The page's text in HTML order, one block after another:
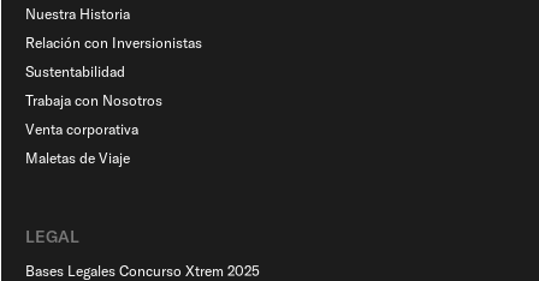
Nuestra Historia
Relación con Inversionistas
Sustentabilidad
Trabaja con Nosotros
Venta corporativa
Maletas de Viaje​
LEGAL
Bases Legales Concurso Xtrem 2025